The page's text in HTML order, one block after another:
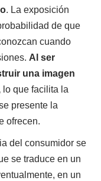
. La exposición
de que
cuando
Al ser
una imagen
lo que facilita la
presente la
ofrecen.
del consumidor se
se traduce en un
en un